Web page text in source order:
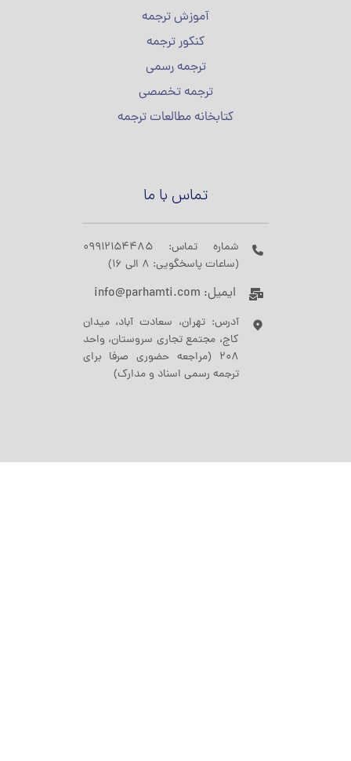
آموزش ترجمه
کنکور ترجمه
ترجمه رسمی
ترجمه تخصصی
کتابخانه مطالعات ترجمه
تماس با ما
شماره تماس: 09912154485
(ساعات پاسخگویی: 8 الی 16)
ایمیل: info@parhamti.com
آدرس: تهران، سعادت آباد، میدان
کاج، مجتمع تجاری سروستان، واحد
208 (مراجعه حضوری صرفا برای
ترجمه رسمی اسناد و مدارک)